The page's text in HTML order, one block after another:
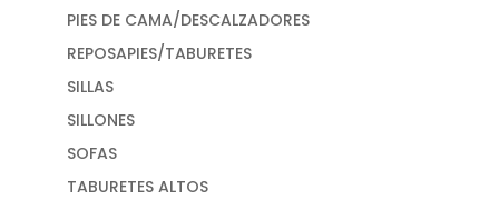
PIES DE CAMA/DESCALZADORES
REPOSAPIES/TABURETES
SILLAS
SILLONES
SOFAS
TABURETES ALTOS